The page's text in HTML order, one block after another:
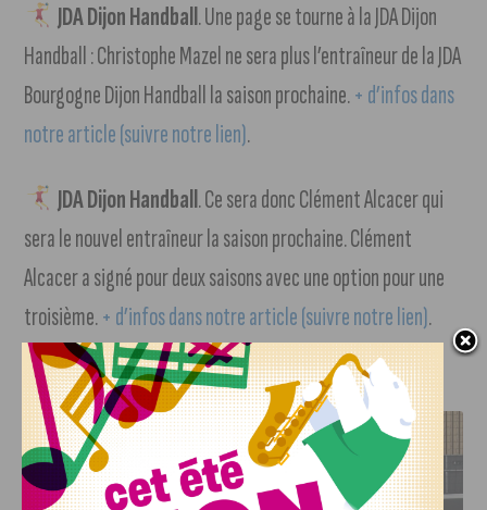
JDA Dijon Handball. Une page se tourne à la JDA Dijon
Handball : Christophe Mazel ne sera plus l’entraîneur de la JDA
Bourgogne Dijon Handball la saison prochaine.+ d’infos dans
notre article (suivre notre lien).
JDA Dijon Handball. Ce sera donc Clément Alcacer qui
sera le nouvel entraîneur la saison prochaine. Clément
Alcacer a signé pour deux saisons avec une option pour une
troisième.+ d’infos dans notre article (suivre notre lien).
J'AIME LE DFCO